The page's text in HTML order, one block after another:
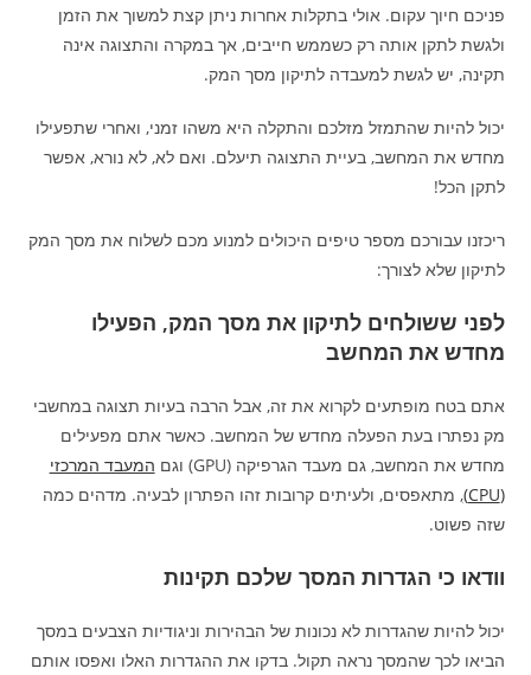
פניכם חיוך עקום. אולי בתקלות אחרות ניתן קצת למשוך את הזמן
ולגשת לתקן אותה רק כשממש חייבים, אך במקרה והתצוגה אינה
תקינה, יש לגשת למעבדה לתיקון מסך המק.
יכול להיות שהתמזל מזלכם והתקלה היא משהו זמני, ואחרי שתפעילו
מחדש את המחשב, בעיית התצוגה תיעלם. ואם לא, לא נורא, אפשר
לתקן הכל!
ריכזנו עבורכם מספר טיפים היכולים למנוע מכם לשלוח את מסך המק
לתיקון שלא לצורך:
לפני ששולחים לתיקון את מסך המק, הפעילו
מחדש את המחשב
אתם בטח מופתעים לקרוא את זה, אבל הרבה בעיות תצוגה במחשבי
מק נפתרו בעת הפעלה מחדש של המחשב. כאשר אתם מפעילים
מחדש את המחשב, גם מעבד הגרפיקה (GPU) וגם
המעבד המרכזי
(CPU)
, מתאפסים, ולעיתים קרובות זהו הפתרון לבעיה. מדהים כמה
שזה פשוט.
וודאו כי הגדרות המסך שלכם תקינות
יכול להיות שהגדרות לא נכונות של הבהירות וניגודיות הצבעים במסך
הביאו לכך שהמסך נראה תקול. בדקו את ההגדרות האלו ואפסו אותם